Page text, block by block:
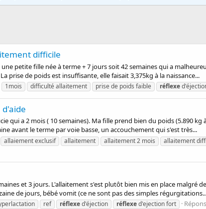
difficile
une petite fille née à terme + 7 jours soit 42 semaines qui a
prise de poids est insuffisante, elle faisait 3,375kg à la naissance...
1mois difficulté allaitement prise de poids faible réflexe
qui a 2 mois ( 10 semaines). Ma fille prend bien du poids (5.890
avant le terme par voie basse, un accouchement qui s'est très...
allaiement exclusif allaitement allaitement 2 mois allaitement
et 3 jours. L'allaitement s'est plutôt bien mis en place malgré
de jours, bébé vomit (ce ne sont pas des simples
ref réflexed'éjection réflexed'ejection fort